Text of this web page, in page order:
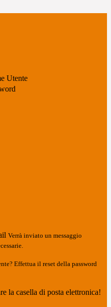
Utente
Verrà inviato un messaggio
Effettua il reset della password
la casella di posta elettronica!